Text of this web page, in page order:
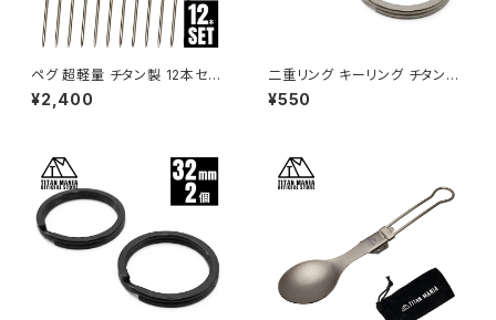
ペグ 超軽量 チタン製 12本セッ
ト 16.5cm テントペグ ピンペグ
設営用具 ソロキャンプ BBQ バ
¥2,400
二重リング キーリング チタン製
18mm×2個 超軽量 頑丈 サビ
に強い 二重丸カン スプリットリ
¥550